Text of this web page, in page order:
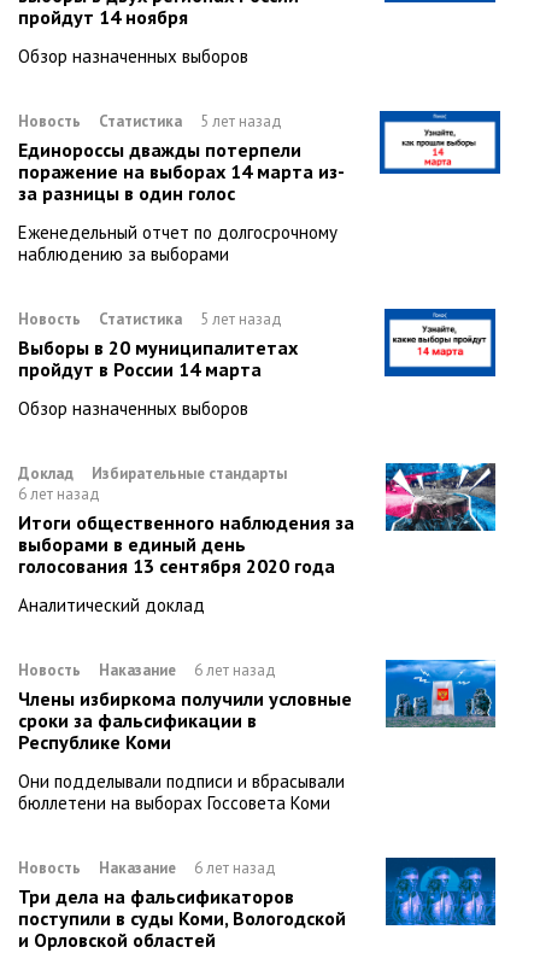
пройдут 14 ноября
Обзор назначенных выборов
Новость Статистика 5 лет назад
Единороссы дважды потерпели
поражение на выборах 14 марта из-
за разницы в один голос
Еженедельный отчет по долгосрочному
наблюдению за выборами
Новость Статистика 5 лет назад
Выборы в 20 муниципалитетах
пройдут в России 14 марта
Обзор назначенных выборов
Доклад
Избирательные стандарты
6 лет назад
Итоги общественного наблюдения за
выборами в единый день
голосования 13 сентября 2020 года
Аналитический доклад
Новость Наказание 6 лет назад
Члены избиркома получили условные
сроки за фальсификации в
Республике Коми
Они подделывали подписи и вбрасывали
бюллетени на выборах Госсовета Коми
Новость Наказание 6 лет назад
Три дела на фальсификаторов
поступили в суды Коми, Вологодской
и Орловской областей